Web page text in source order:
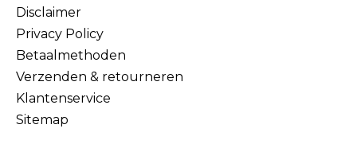
Disclaimer
Privacy Policy
Betaalmethoden
Verzenden & retourneren
Klantenservice
Sitemap